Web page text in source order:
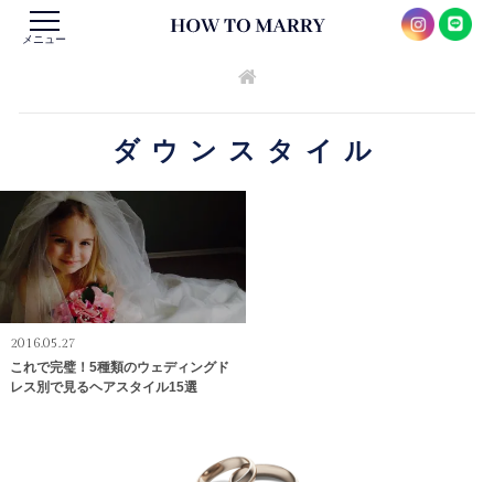
メニュー
ダウンスタイル
2016.05.27
これで完璧！5種類のウェディングド
レス別で見るヘアスタイル15選